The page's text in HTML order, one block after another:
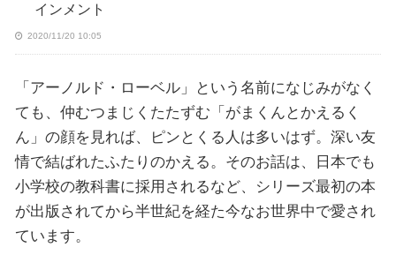
インメント
2020/11/20 10:05
「アーノルド・ローベル」という名前になじみがなく
ても、仲むつまじくたたずむ「がまくんとかえるく
ん」の顔を見れば、ピンとくる人は多いはず。深い友
情で結ばれたふたりのかえる。そのお話は、日本でも
小学校の教科書に採用されるなど、シリーズ最初の本
が出版されてから半世紀を経た今なお世界中で愛され
ています。